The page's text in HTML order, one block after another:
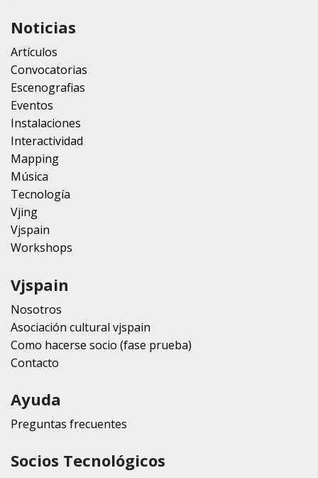
Noticias
Artículos
Convocatorias
Escenografias
Eventos
Instalaciones
Interactividad
Mapping
Música
Tecnología
Vjing
Vjspain
Workshops
Vjspain
Nosotros
Asociación cultural vjspain
Como hacerse socio (fase prueba)
Contacto
Ayuda
Preguntas frecuentes
Socios Tecnológicos